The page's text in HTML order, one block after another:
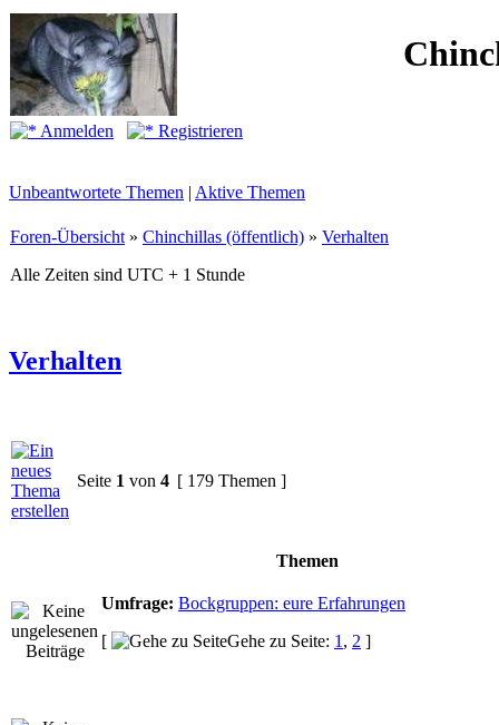
Anmelden
Registrieren
Unbeantwortete Themen | Aktive Themen
Foren-Übersicht » Chinchillas (öffentlich) » Verhalten
Alle Zeiten sind UTC + 1 Stunde
Verhalten
Seite 1 von 4 [ 179 Themen ]
Themen
Umfrage: Bockgruppen: eure Erfahrungen
[
Gehe zu Seite: 1 , 2 ]